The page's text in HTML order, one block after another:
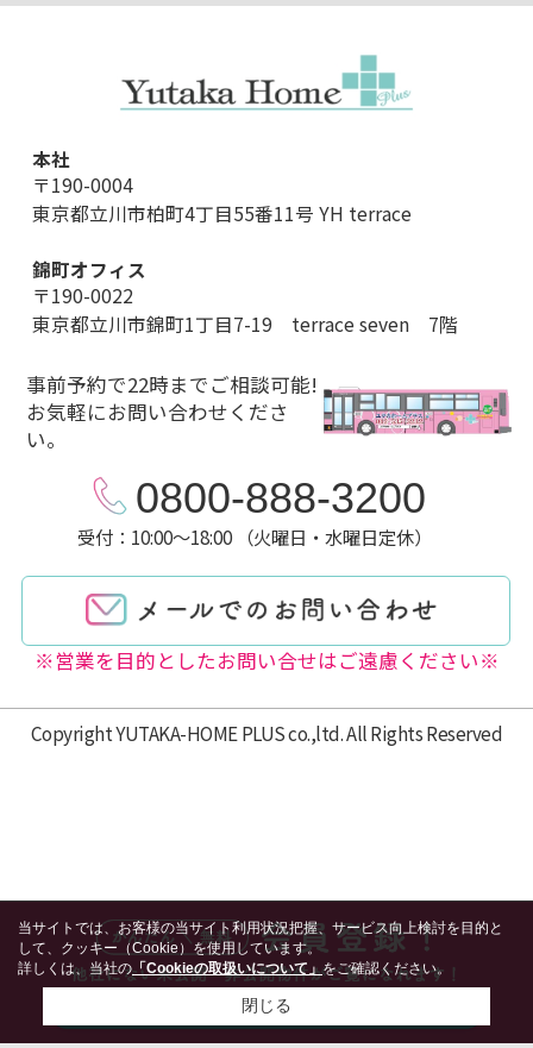
本社
〒190-0004
東京都立川市柏町4丁目55番11号 YH terrace
錦町オフィス
〒190-0022
東京都立川市錦町1丁目7-19 terrace seven 7階
事前予約で22時までご相談可能!
お気軽にお問い合わせくださ
い。
0800-888-3200
受付：10:00～18:00 （火曜日・水曜日定休）
※営業を目的としたお問い合せはご遠慮ください※
Copyright YUTAKA-HOME PLUS co.,ltd. All Rights Reserved
当サイトでは、お客様の当サイト利用状況把握、サービス向上検討を目的と
して、クッキー（Cookie）を使用しています。
詳しくは、当社の「Cookieの取扱いについて」をご確認ください。
閉じる